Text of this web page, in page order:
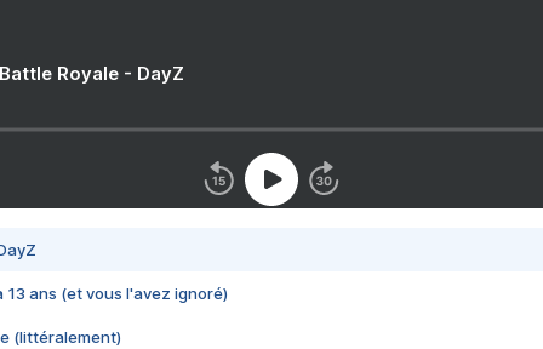
Royale - DayZ
13 ans (et vous l'avez ignoré)
(littéralement)